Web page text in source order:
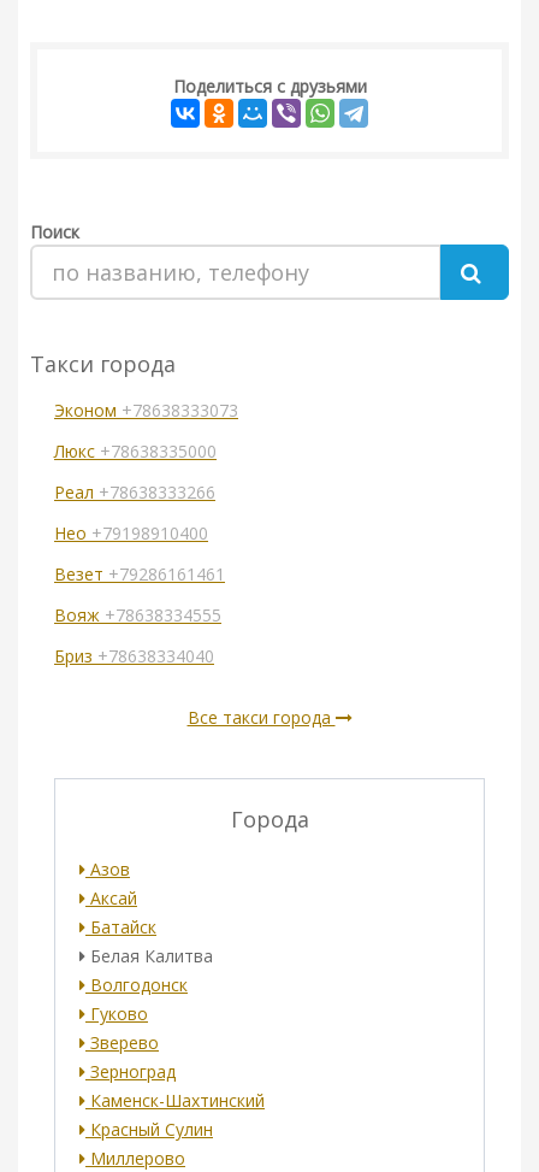
Поделиться с друзьями
Поиск
Такси города
Эконом +78638333073
Люкс +78638335000
Реал +78638333266
Нео +79198910400
Везет +79286161461
Вояж +78638334555
Бриз +78638334040
Все такси города
Города
Азов
Аксай
Батайск
Белая Калитва
Волгодонск
Гуково
Зверево
Зерноград
Каменск-Шахтинский
Красный Сулин
Миллерово